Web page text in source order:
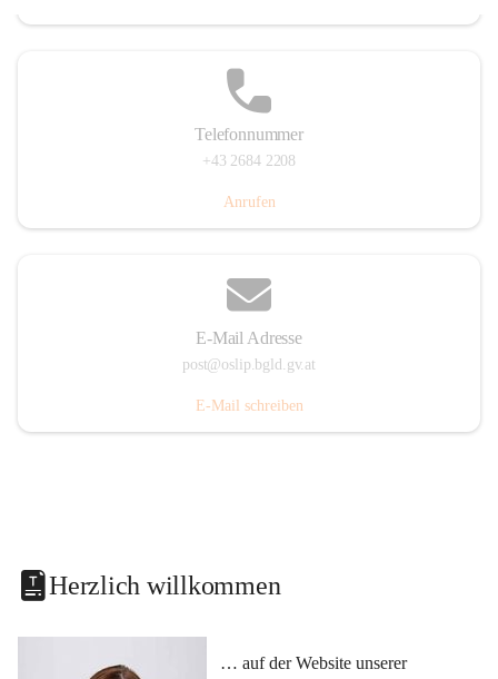
Telefonnummer
+43 2684 2208
Anrufen
E-Mail Adresse
post@oslip.bgld.gv.at
E-Mail schreiben
Herzlich willkommen
… auf der Website unserer